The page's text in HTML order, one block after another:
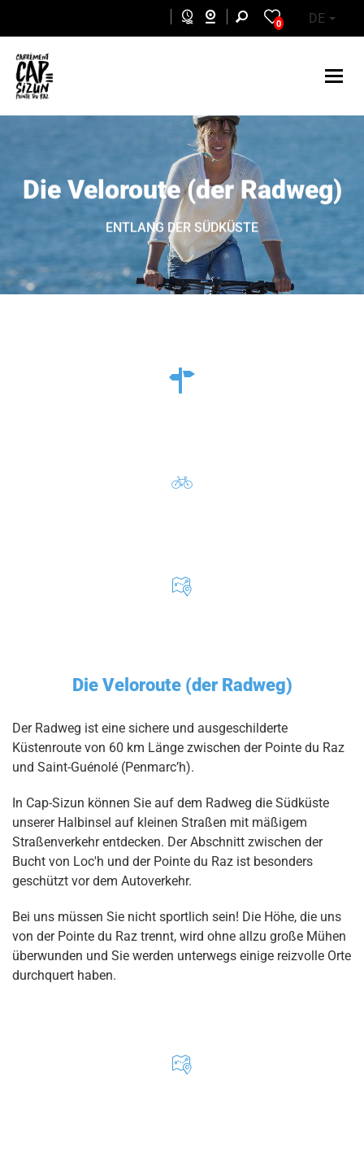
0 DE
Die Veloroute (der Radweg)
ENTLANG DER SÜDKÜSTE
Die Veloroute (der Radweg)
Der Radweg ist eine sichere und ausgeschilderte
Küstenroute von 60 km Länge zwischen der Pointe du Raz
und Saint-Guénolé (Penmarc’h).
In Cap-Sizun können Sie auf dem Radweg die Südküste
unserer Halbinsel auf kleinen Straßen mit mäßigem
Straßenverkehr entdecken. Der Abschnitt zwischen der
Bucht von Loc'h und der Pointe du Raz ist besonders
geschützt vor dem Autoverkehr.
Bei uns müssen Sie nicht sportlich sein! Die Höhe, die uns
von der Pointe du Raz trennt, wird ohne allzu große Mühen
überwunden und Sie werden unterwegs einige reizvolle Orte
durchquert haben.